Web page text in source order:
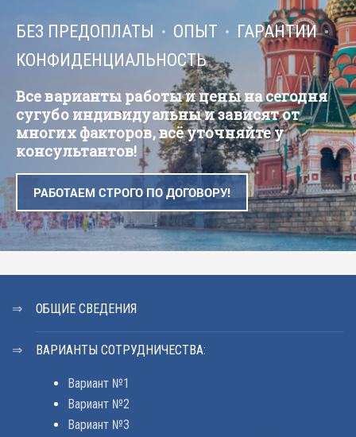
БЕЗ ПРЕДОПЛАТЫ ОПЫТ
ГАРАНТИИ
КОНФИДЕНЦИАЛЬНОСТЬ
Все варианты работы и цены на сегодня
сугубо индивидуальны и зависят от
многих факторов, всё уточняйте у
консультантов!
РАБОТАЕМ СТРОГО ПО ДОГОВОРУ!
ОБЩИЕ СВЕДЕНИЯ
ВАРИАНТЫ СОТРУДНИЧЕСТВА:
Вариант №1
Вариант №2
Вариант №3